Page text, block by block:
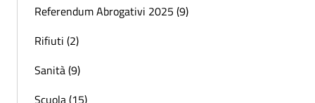
Referendum Abrogativi 2025 (9)
Rifiuti (2)
Sanità (9)
Scuola (15)